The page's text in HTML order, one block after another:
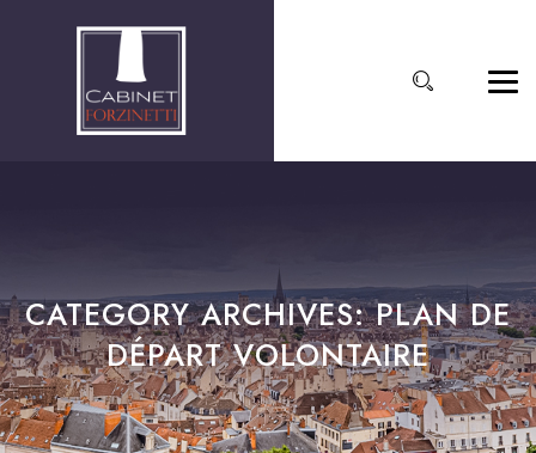
CATEGORY ARCHIVES:PLAN DE
DÉPART VOLONTAIRE